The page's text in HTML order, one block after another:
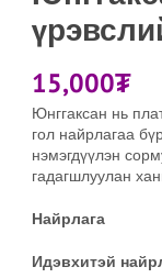
15,000₮
Юнггаксан нь
гол найрлагаа
нэмэгдүүлэн
гадагшлуулан
Найрлага (
Идэвхитэй